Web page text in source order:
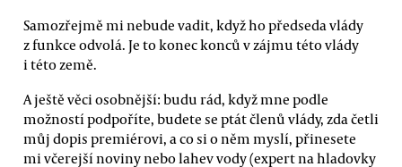
Samozřejmě mi nebude vadit, když ho předseda vlády
z funkce odvolá. Je to konec konců v zájmu této vlády
i této země.
A ještě věci osobnější: budu rád, když mne podle
možností podpoříte, budete se ptát členů vlády, zda četli
můj dopis premiérovi, a co si o něm myslí, přinesete
mi včerejší noviny nebo lahev vody (expert na hladovky